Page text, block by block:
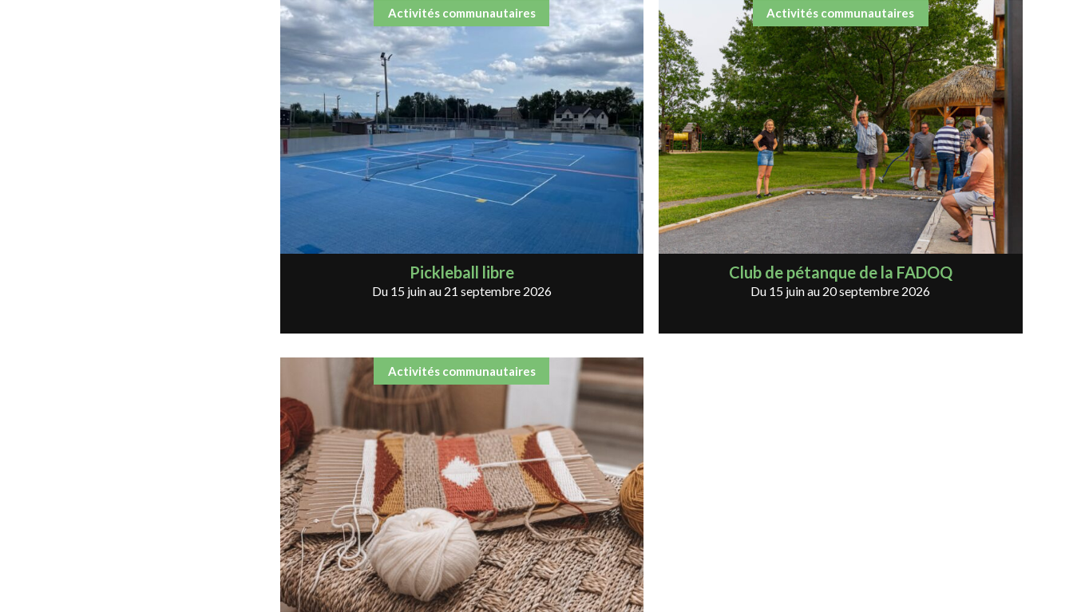
Activités communautaires
Pickleball libre
Du 15 juin au 21 septembre 2026
Activités communautaires
Club de pétanque de la FADOQ
Du 15 juin au 20 septembre 2026
Activités communautaires